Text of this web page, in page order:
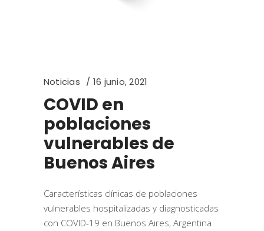
Noticias 16 junio, 2021
COVID en
poblaciones
vulnerables de
Buenos Aires
Características clínicas de poblaciones
vulnerables hospitalizadas y diagnosticadas
con COVID-19 en Buenos Aires, Argentina